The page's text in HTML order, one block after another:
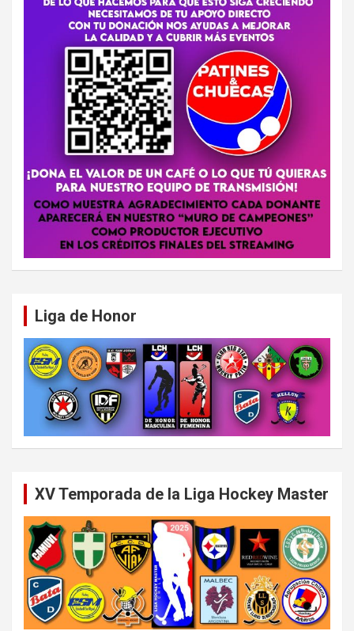
Liga de Honor
XV Temporada de la Liga Hockey Master